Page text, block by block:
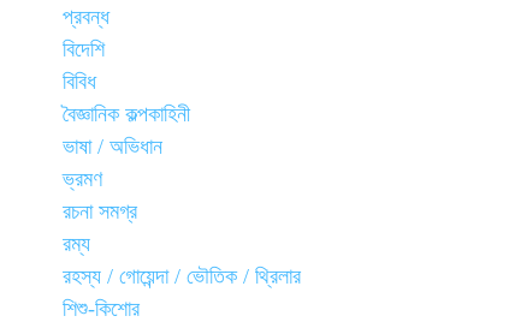
প্রবন্ধ
বিদেশি
বিবিধ
বৈজ্ঞানিক কল্পকাহিনী
ভাষা / অভিধান
ভ্রমণ
রচনা সমগ্র
রম্য
রহস্য / গোয়েন্দা / ভৌতিক / থ্রিলার
শিশু-কিশোর